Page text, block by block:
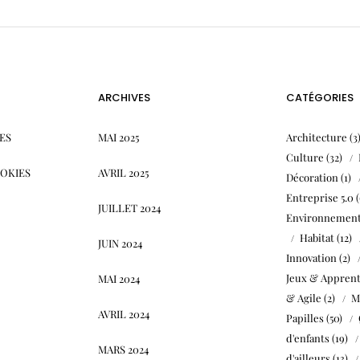
ARCHIVES
MAI 2025
AVRIL 2025
JUILLET 2024
JUIN 2024
MAI 2024
AVRIL 2024
MARS 2024
CATÉGORIES
Architecture
Culture (32)
Décoration (1)
Entreprise 5.0
Habitat(12)
Innovation (2)
Jeux &
& Agile (2)
Papilles(50)
d'enfants(19)